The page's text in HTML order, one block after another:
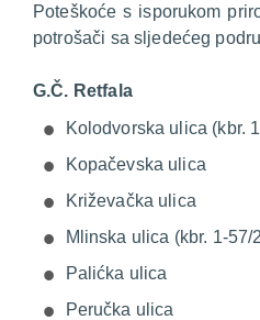
Poteškoće s isporukom
potrošači sa sljedećeg
G.Č. Retfala
Kolodvorska ulica (kbr.
Kopačevska ulica
Križevačka ulica
Mlinska ulica (kbr. 1-57/
Palićka ulica
Peručka ulica